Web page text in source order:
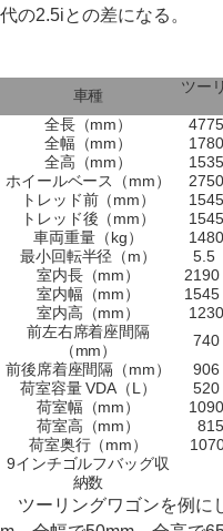
代の2.5iとの差になる。
車種
ツー
全長（mm）
全幅（mm）
全高（mm）
ホイールベース（mm）
トレッド前（mm）
トレッド後（mm）
車両重量（kg）
最小回転半径（m）
5.5
室内長（mm）
2190
室内幅（mm）
1545
室内高（mm）
前左右席着座間隔
（mm）
740
前後席着座間隔（mm）
906
荷室容量 VDA（L）
520
荷室幅（mm）
荷室高（mm）
荷室奥行（mm）
9インチゴルフバッグ収
納数
ツーリングワゴンを例に